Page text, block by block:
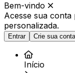
Bem-vindo
Acesse sua conta
personalizada.
Entrar Crie sua conta
Início